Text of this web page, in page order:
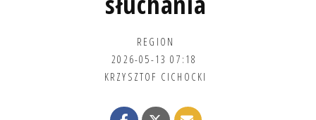
REGION
2026-05-13 07:18
KRZYSZTOF CICHOCKI